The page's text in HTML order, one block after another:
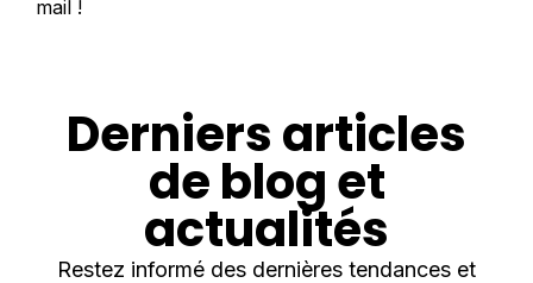
mail !
Derniers articles
de blog et
actualités
Restez informé des dernières tendances et